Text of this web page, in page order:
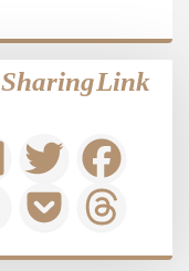
Sharing Link